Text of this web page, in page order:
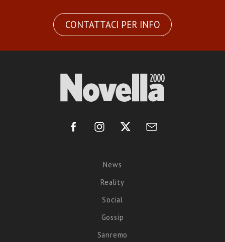
CONTATTACI PER INFO
News
Reality
Social
Gossip
Sanremo